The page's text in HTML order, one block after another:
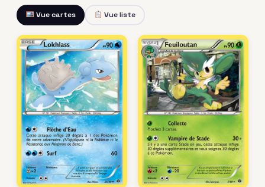
Vue cartes Vue liste